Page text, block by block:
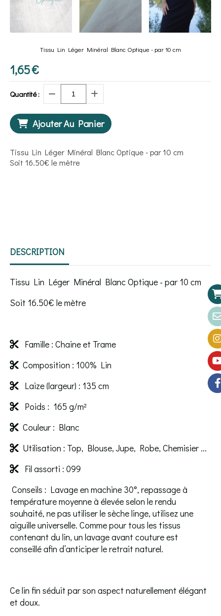
Tissu Lin Léger Minéral Blanc Optique - par 10 cm
1,65€
Quantité :
Ajouter Au Panier
Tissu Lin Léger Minéral Blanc Optique - par 10 cm
Soit 16.50€ le mètre
DESCRIPTION
Tissu Lin Léger Minéral Blanc Optique - par 10 cm
Soit 16.50€ le mètre
 Famille : Chaine et Trame
 Composition : 100% Lin
 Laize (largeur) : 135 cm
 Poids : 165 g/m²
 Couleur : Blanc
 Utilisation : Top, Blouse, Jupe, Robe, Chemisier ...

Fil assorti : 099
Conseils : Lavage en machine 30°, repassage à
température moyenne à élevée selon le rendu
souhaité, ne pas utiliser le sèche linge, utilisez une
aiguille universelle. Comme pour tous les tissus
contenant du lin, un lavage avant couture est
conseillé afin d’anticiper le retrait naturel.
Ce lin fin séduit par son aspect naturellement élégant
et doux.